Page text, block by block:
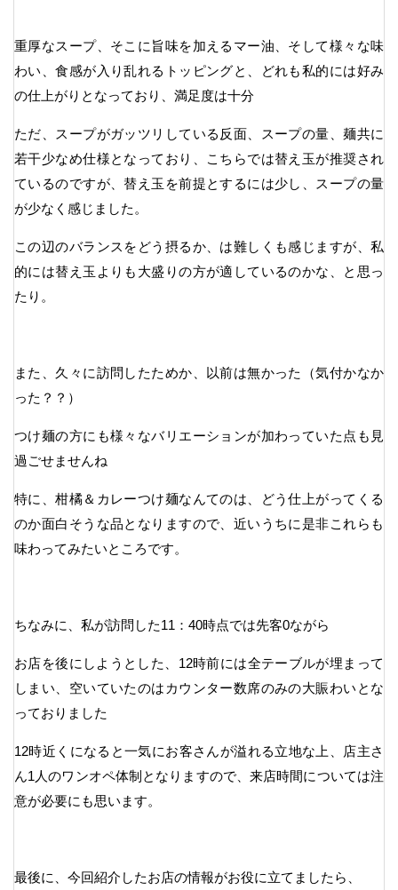
重厚なスープ、そこに旨味を加えるマー油、そして様々な味
わい、食感が入り乱れるトッピングと、どれも私的には好み
の仕上がりとなっており、満足度は十分
ただ、スープがガッツリしている反面、スープの量、麺共に
若干少なめ仕様となっており、こちらでは替え玉が推奨され
ているのですが、替え玉を前提とするには少し、スープの量
が少なく感じました。
この辺のバランスをどう摂るか、は難しくも感じますが、私
的には替え玉よりも大盛りの方が適しているのかな、と思っ
たり。
また、久々に訪問したためか、以前は無かった（気付かなか
った？？）
つけ麺の方にも様々なバリエーションが加わっていた点も見
過ごせませんね
特に、柑橘＆カレーつけ麺なんてのは、どう仕上がってくる
のか面白そうな品となりますので、近いうちに是非これらも
味わってみたいところです。
ちなみに、私が訪問した11：40時点では先客0ながら
お店を後にしようとした、12時前には全テーブルが埋まって
しまい、空いていたのはカウンター数席のみの大賑わいとな
っておりました
12時近くになると一気にお客さんが溢れる立地な上、店主さ
ん1人のワンオペ体制となりますので、来店時間については注
意が必要にも思います。
最後に、今回紹介したお店の情報がお役に立てましたら、